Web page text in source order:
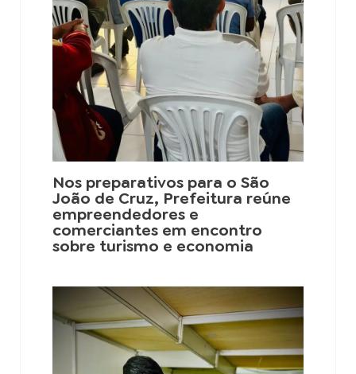
Nos preparativos para o São
João de Cruz, Prefeitura reúne
empreendedores e
comerciantes em encontro
sobre turismo e economia